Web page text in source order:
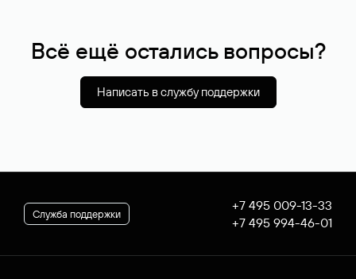
Всё ещё остались вопросы?
Написать в службу поддержки
Служба поддержки
+7 495 009-13-33
+7 495 994-46-01